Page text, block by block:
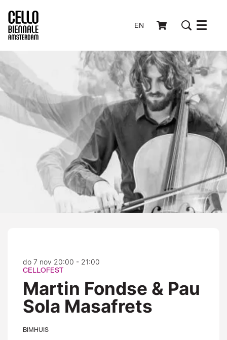
EN Menu
Martin Fondse & Pau
Sola Masafrets
CELLOFEST
do 7 nov 20:00 - 21:00
BIMHUIS